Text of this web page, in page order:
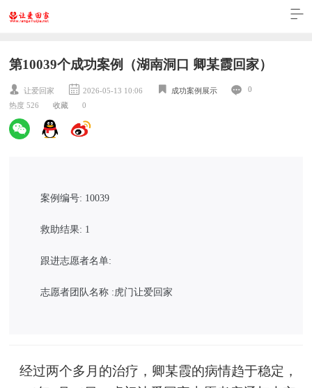
第10039个成功案例（湖南洞口 卿某霞回家）
让爱回家 2026-05-13 10:06 成功案例展示
0
热度 526
收藏 0
案例编号: 10039
救助结果: 1
跟进志愿者名单:
志愿者团队名称 :虎门让爱回家
经过两个多月的治疗，卿某霞的病情趋于稳定，